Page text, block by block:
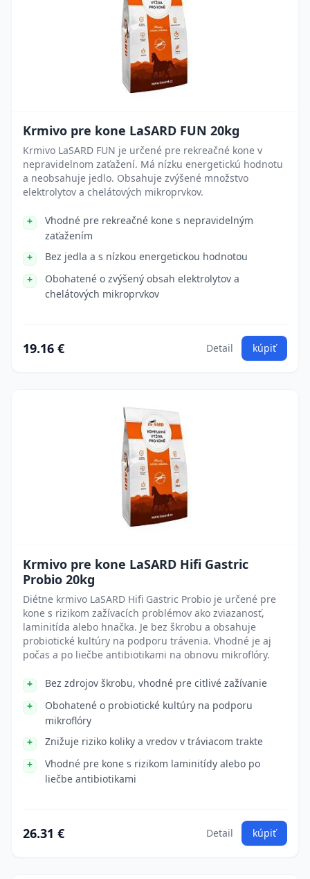
Krmivo pre kone LaSARD FUN 20kg
Krmivo LaSARD FUN je určené pre rekreačné kone v
nepravidelnom zaťažení. Má nízku energetickú hodnotu
a neobsahuje jedlo. Obsahuje zvýšené množstvo
elektrolytov a chelátových mikroprvkov.
Vhodné pre rekreačné kone s nepravidelným
zaťažením
Bez jedla a s nízkou energetickou hodnotou
Obohatené o zvýšený obsah elektrolytov a
chelátových mikroprvkov
19.16 € Detail kúpiť
Krmivo pre kone LaSARD Hifi Gastric
Probio 20kg
Diétne krmivo LaSARD Hifi Gastric Probio je určené pre
kone s rizikom zažívacích problémov ako zviazanosť,
laminitída alebo hnačka. Je bez škrobu a obsahuje
probiotické kultúry na podporu trávenia. Vhodné je aj
počas a po liečbe antibiotikami na obnovu mikroflóry.
Bez zdrojov škrobu, vhodné pre citlivé zažívanie
Obohatené o probiotické kultúry na podporu
mikroflóry
Znižuje riziko koliky a vredov v tráviacom trakte
Vhodné pre kone s rizikom laminitídy alebo po
liečbe antibiotikami
26.31 € Detail kúpiť